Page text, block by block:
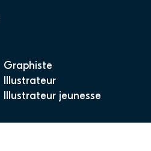
Graphiste
Illustrateur
Illustrateur jeunesse